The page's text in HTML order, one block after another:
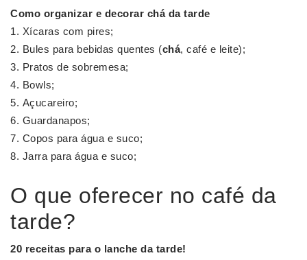
Como organizar e decorar chá da tarde
Xícaras com pires;
Bules para bebidas quentes (chá, café e leite);
Pratos de sobremesa;
Bowls;
Açucareiro;
Guardanapos;
Copos para água e suco;
Jarra para água e suco;
O que oferecer no café da
tarde?
20 receitas para o lanche da tarde!